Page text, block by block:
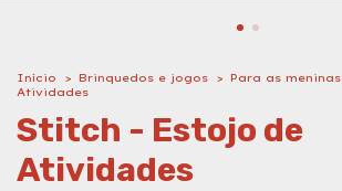
Início > Brinquedos e jogos > Para as meninas
Atividades
Stitch - Estojo de
Atividades